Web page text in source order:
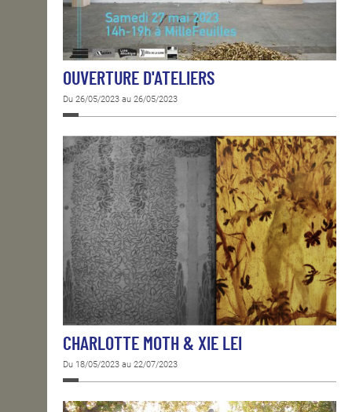
OUVERTURE D'ATELIERS
Du 26/05/2023 au 26/05/2023
CHARLOTTE MOTH & XIE LEI
Du 18/05/2023 au 22/07/2023